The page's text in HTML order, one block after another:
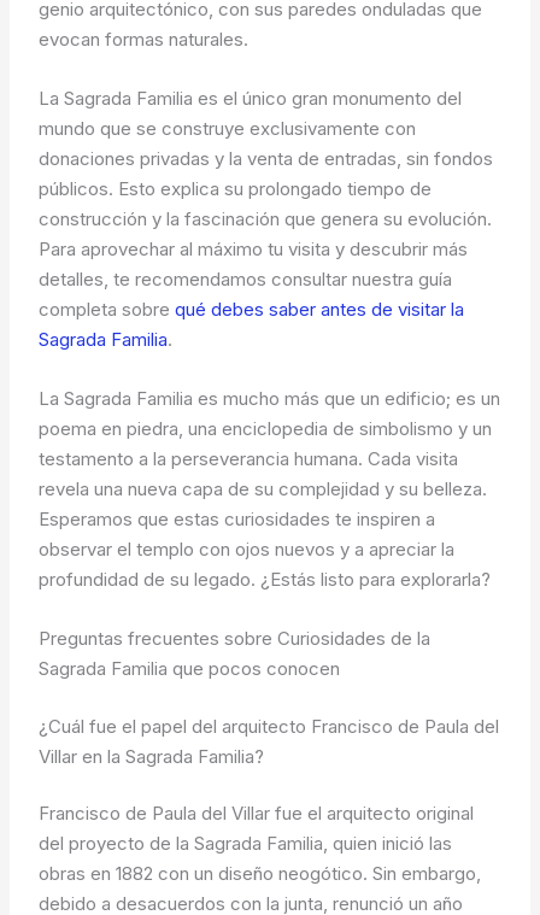
genio arquitectónico, con sus paredes onduladas que
evocan formas naturales.
La Sagrada Familia es el único gran monumento del
mundo que se construye exclusivamente con
donaciones privadas y la venta de entradas, sin fondos
públicos. Esto explica su prolongado tiempo de
construcción y la fascinación que genera su evolución.
Para aprovechar al máximo tu visita y descubrir más
detalles, te recomendamos consultar nuestra guía
completa sobrequé debes saber antes de visitar la
Sagrada Familia.
La Sagrada Familia es mucho más que un edificio; es un
poema en piedra, una enciclopedia de simbolismo y un
testamento a la perseverancia humana. Cada visita
revela una nueva capa de su complejidad y su belleza.
Esperamos que estas curiosidades te inspiren a
observar el templo con ojos nuevos y a apreciar la
profundidad de su legado. ¿Estás listo para explorarla?
Preguntas frecuentes sobre Curiosidades de la
Sagrada Familia que pocos conocen
¿Cuál fue el papel del arquitecto Francisco de Paula del
Villar en la Sagrada Familia?
Francisco de Paula del Villar fue el arquitecto original
del proyecto de la Sagrada Familia, quien inició las
obras en 1882 con un diseño neogótico. Sin embargo,
debido a desacuerdos con la junta, renunció un año